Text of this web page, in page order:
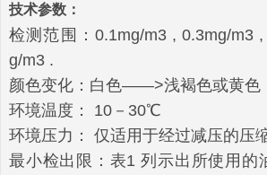
技术参数：
检测范围：0.1mg/m3 , 0.3mg/m3
g/m3 .
颜色变化：白色――>浅褐色或黄色
环境温度： 10－30℃
环境压力： 仅适用于经过减压的压
最小检出限：表1 列示出所使用的